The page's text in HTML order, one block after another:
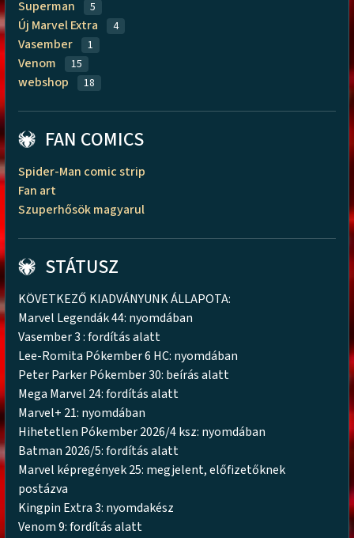
Superman 5
Új Marvel Extra 4
Vasember 1
Venom 15
webshop 18
FAN COMICS
Spider-Man comic strip
Fan art
Szuperhősök magyarul
STÁTUSZ
KÖVETKEZŐ KIADVÁNYUNK ÁLLAPOTA:
Marvel Legendák 44: nyomdában
Vasember 3 : fordítás alatt
Lee-Romita Pókember 6 HC: nyomdában
Peter Parker Pókember 30: beírás alatt
Mega Marvel 24: fordítás alatt
Marvel+ 21: nyomdában
Hihetetlen Pókember 2026/4 ksz: nyomdában
Batman 2026/5: fordítás alatt
Marvel képregények 25: megjelent, előfizetőknek
postázva
Kingpin Extra 3: nyomdakész
Venom 9: fordítás alatt